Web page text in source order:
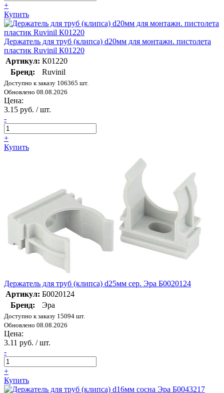
+
Купить
Держатель для труб (клипса) d20мм для монтажн. пистолета
пластик Ruvinil К01220
Артикул: К01220
Бренд:
Ruvinil
Доступно к заказу 106365 шт.
Обновлено 08.08.2026
Цена:
3.15 руб. / шт.
-
+
Купить
Держатель для труб (клипса) d25мм сер. Эра Б0020124
Артикул: Б0020124
Бренд:
Эра
Доступно к заказу 15094 шт.
Обновлено 08.08.2026
Цена:
3.11 руб. / шт.
-
+
Купить